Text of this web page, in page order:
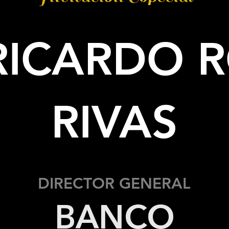
RIVAS
DIRECTOR GENERAL
BANCO